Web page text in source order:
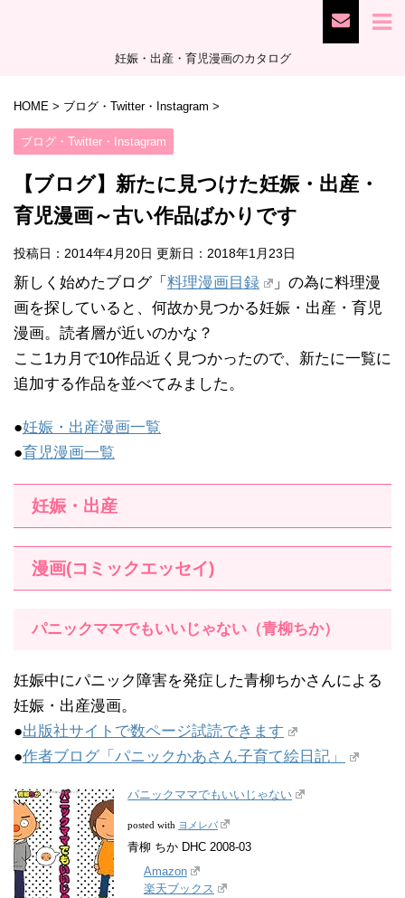
妊娠・出産・育児漫画のカタログ
HOME > ブログ・Twitter・Instagram >
ブログ・Twitter・Instagram
【ブログ】新たに見つけた妊娠・出産・
育児漫画～古い作品ばかりです
投稿日：2014年4月20日 更新日： 2018年1月23日
新しく始めたブログ「 料理漫画目録
」の為に料理漫
画を探していると、何故か見つかる妊娠・出産・育児
漫画。読者層が近いのかな？
ここ1カ月で10作品近く見つかったので、新たに一覧に
追加する作品を並べてみました。
●妊娠・出産漫画一覧
●育児漫画一覧
妊娠・出産
漫画(コミックエッセイ)
パニックママでもいいじゃない（青柳ちか）
妊娠中にパニック障害を発症した青柳ちかさんによる
妊娠・出産漫画。
●出版社サイトで数ページ試読できます
●作者ブログ「パニックかあさん子育て絵日記」
パニックママでもいいじゃない
posted with ヨメレバ
青柳 ちか DHC 2008-03
Amazon
楽天ブックス